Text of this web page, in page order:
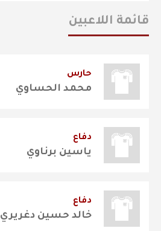
قائمة اللاعبين
حارس
محمد الحساوي
دفاع
ياسين برناوي
دفاع
خالد حسين دغريري